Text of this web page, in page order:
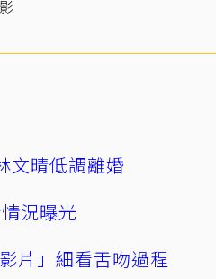
文晴低調離婚
況曝光
片」細看舌吻過程